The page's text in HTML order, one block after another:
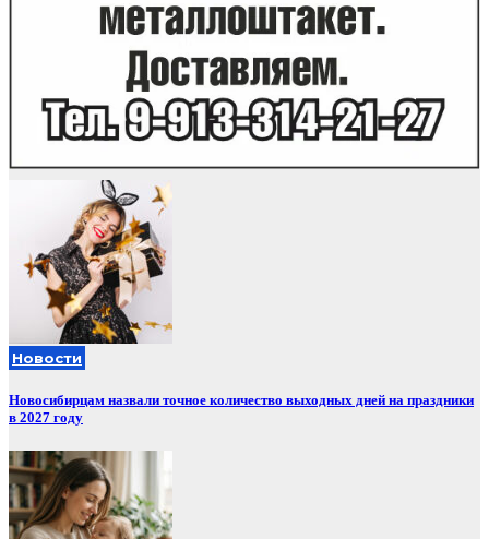
Новости
Новосибирцам назвали точное количество выходных дней на праздники
в 2027 году